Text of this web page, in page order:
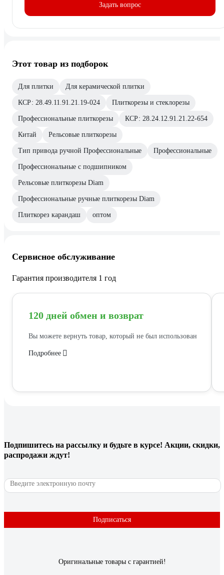
Задать вопрос
Этот товар из подборок
Для плитки Для керамической плитки
КСР: 28.49.11.91.21.19-024 Плиткорезы и стеклорезы
Профессиональные плиткорезы КСР: 28.24.12.91.21.22-654
Китай Рельсовые плиткорезы
Тип привода ручной Профессиональные Профессиональные
Профессиональные с подшипником
Рельсовые плиткорезы Diam
Профессиональные ручные плиткорезы Diam
Плиткорез карандаш оптом
Сервисное обслуживание
Гарантия производителя 1 год
120 дней обмен и возврат
Вы можете вернуть товар, который не был использован
Подробнее
Подпишитесь на рассылку и будьте в курсе! Акции, скидки,
распродажи ждут!
Подписаться
Оригинальные товары с гарантией!